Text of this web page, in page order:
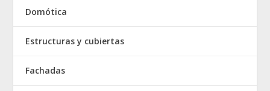
Domótica
Estructuras y cubiertas
Fachadas